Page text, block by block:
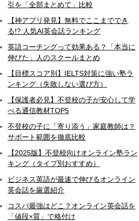
引を「全部まとめて」比較
【神アプリ発見】無料でここまででき
る!? 人気AI英会話ランキング
英語コーチングって効果ある？「本当に
伸びた」人のスクールまとめ
【目標スコア別】IELTS対策に強い塾ラ
ンキング（失敗しない選び方）
【保護者必見】不登校の子が安心して学
べる通信教材TOP5
不登校の子に「寄り添う」家庭教師は？
サポート範囲を徹底比較
【2025版】不登校向けオンライン塾ラン
キング（タイプ別おすすめ）
ビジネス英語が最速で伸びるオンライン
英会話を厳選紹介
コスパ最強はどこ？オンライン英会話を
「値段×質」で格付け